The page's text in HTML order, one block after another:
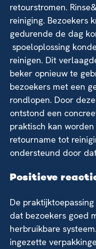
retourstromen.
reiniging. Bezoekers
gedurende de dag
spoeloplossing
reinigen. Dit
beker opnieuw te
bezoekers met een
rondlopen. Door
ontstond een
praktisch kan
retourname tot
ondersteund door
Positieve
De
dat bezoekers goed
herbruikbare
ingezette